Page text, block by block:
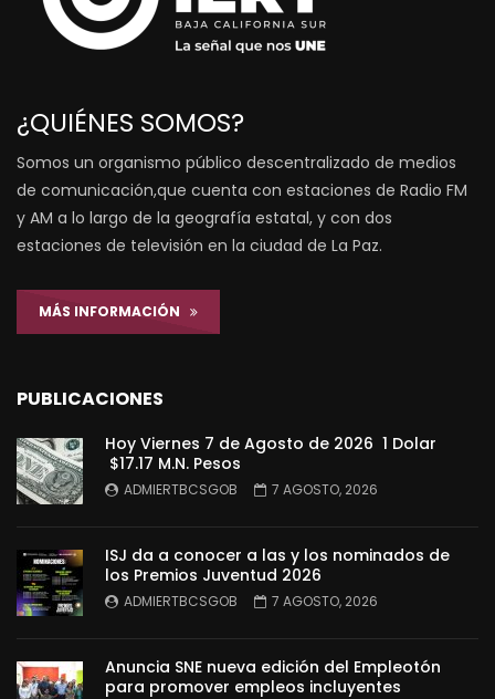
¿QUIÉNES SOMOS?
Somos un organismo público descentralizado de medios
de comunicación,que cuenta con estaciones de Radio FM
y AM a lo largo de la geografía estatal, y con dos
estaciones de televisión en la ciudad de La Paz.
MÁS INFORMACIÓN
PUBLICACIONES
Hoy Viernes 7 de Agosto de 2026 1 Dolar
$17.17 M.N. Pesos
ADMIERTBCSGOB 7 AGOSTO, 2026
ISJ da a conocer a las y los nominados de
los Premios Juventud 2026
ADMIERTBCSGOB 7 AGOSTO, 2026
Anuncia SNE nueva edición del Empleotón
para promover empleos incluyentes